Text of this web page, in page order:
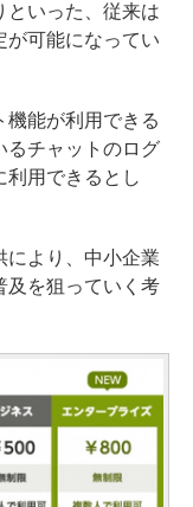
といった、従来は
が可能になってい
能が利用できる
るチャットのログ
利用できるとし
より、中小企業
及を狙っていく考